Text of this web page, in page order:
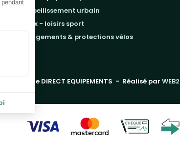
embellissement urbain
jeux - loisirs sport
rangements & protections vélos
une marque DIRECT EQUIPEMENTS - Réalisé par